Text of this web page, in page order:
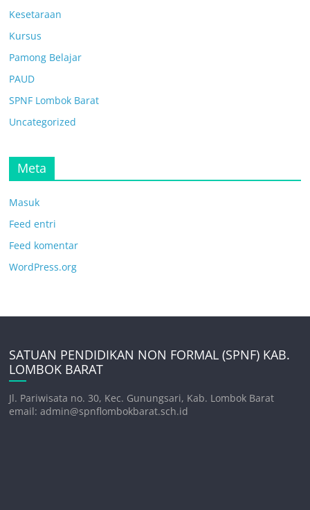
Kesetaraan
Kursus
Pamong Belajar
PAUD
SPNF Lombok Barat
Uncategorized
Meta
Masuk
Feed entri
Feed komentar
WordPress.org
SATUAN PENDIDIKAN NON FORMAL (SPNF) KAB.
LOMBOK BARAT
Jl. Pariwisata no. 30, Kec. Gunungsari, Kab. Lombok Barat
email: admin@spnflombokbarat.sch.id